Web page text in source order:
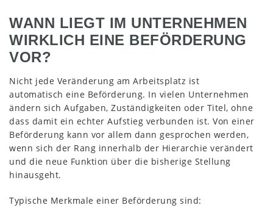
WANN LIEGT IM UNTERNEHMEN
WIRKLICH EINE BEFÖRDERUNG
VOR?
Nicht jede Veränderung am Arbeitsplatz ist
automatisch eine Beförderung. In vielen Unternehmen
ändern sich Aufgaben, Zuständigkeiten oder Titel, ohne
dass damit ein echter Aufstieg verbunden ist. Von einer
Beförderung kann vor allem dann gesprochen werden,
wenn sich der Rang innerhalb der Hierarchie verändert
und die neue Funktion über die bisherige Stellung
hinausgeht.
Typische Merkmale einer Beförderung sind: